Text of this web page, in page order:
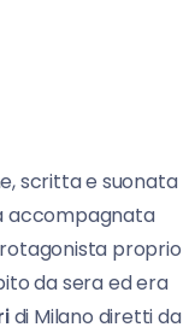
scritta e suonata
accompagnata
proprio
da sera ed era
di Milano diretti da